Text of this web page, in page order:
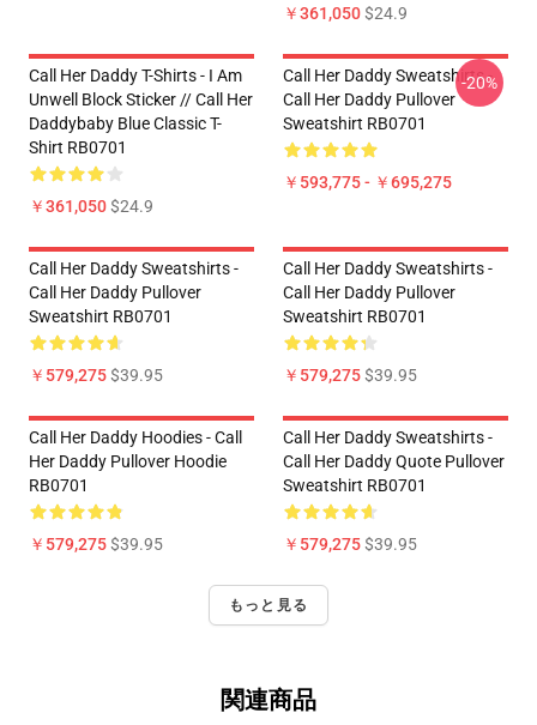
￥361,050$24.9
Call Her Daddy T-Shirts - I Am
Unwell Block Sticker // Call Her
Daddybaby Blue Classic T-
Shirt RB0701
￥361,050$24.9
Call Her Daddy Sweatshirts -
Call Her Daddy Pullover
Sweatshirt RB0701
￥593,775 - ￥695,275
-20%
Call Her Daddy Sweatshirts -
Call Her Daddy Pullover
Sweatshirt RB0701
￥579,275$39.95
Call Her Daddy Sweatshirts -
Call Her Daddy Pullover
Sweatshirt RB0701
￥579,275$39.95
Call Her Daddy Hoodies - Call
Her Daddy Pullover Hoodie
RB0701
￥579,275$39.95
Call Her Daddy Sweatshirts -
Call Her Daddy Quote Pullover
Sweatshirt RB0701
￥579,275$39.95
もっと見る
関連商品